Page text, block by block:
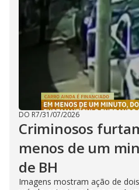
DO R7/31/07/2026
Criminosos
menos de um
de BH
Imagens mostram ação de